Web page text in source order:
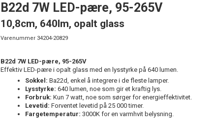
B22d 7W LED-pære, 95-265V
10,8cm, 640lm, opalt glass
Varenummer 34204-20829
B22d 7W LED-pære, 95-265V
Effektiv LED-pære i opalt glass med en lysstyrke på 640 lumen.
Sokkel: Ba22d, enkel å integrere i de fleste lamper.
Lysstyrke: 640 lumen, noe som gir et kraftig lys.
Forbruk: Kun 7 watt, noe som sørger for energieffektivitet.
Levetid: Forventet levetid på 25 000 timer.
Fargetemperatur: 3000K for en varmhvit belysning.